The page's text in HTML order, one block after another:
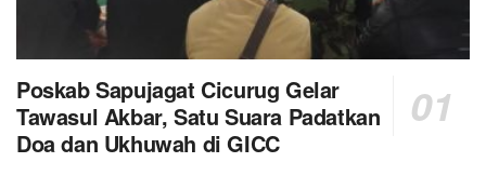
Poskab Sapujagat Cicurug Gelar
Tawasul Akbar, Satu Suara Padatkan
Doa dan Ukhuwah di GICC